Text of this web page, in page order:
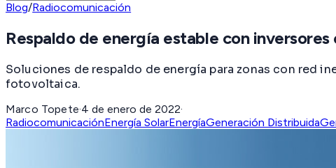
Blog/Radiocomunicación
Respaldo de energía estable con inversores
Soluciones de respaldo de energía para zonas con red
fotovoltaica.
Marco Topete·4 de enero de 2022·
RadiocomunicaciónEnergía SolarEnergíaGeneración Distribuida